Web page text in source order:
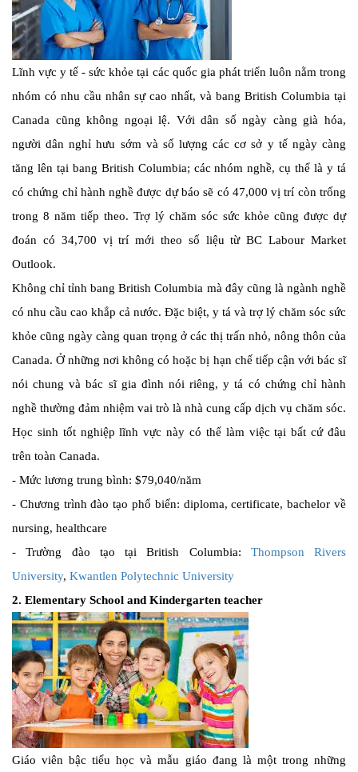
Lĩnh vực y tế - sức khỏe tại các quốc gia phát triển luôn nằm trong
nhóm có nhu cầu nhân sự cao nhất, và bang British Columbia tại
Canada cũng không ngoại lệ. Với dân số ngày càng già hóa,
người dân nghỉ hưu sớm và số lượng các cơ sở y tế ngày càng
tăng lên tại bang British Columbia; các nhóm nghề, cụ thể là y tá
có chứng chỉ hành nghề được dự báo sẽ có 47,000 vị trí còn trống
trong 8 năm tiếp theo. Trợ lý chăm sóc sức khỏe cũng được dự
đoán có 34,700 vị trí mới theo số liệu từ BC Labour Market
Outlook.
Không chỉ tỉnh bang British Columbia mà đây cũng là ngành nghề
có nhu cầu cao khắp cả nước. Đặc biệt, y tá và trợ lý chăm sóc sức
khỏe cũng ngày càng quan trọng ở các thị trấn nhỏ, nông thôn của
Canada. Ở những nơi không có hoặc bị hạn chế tiếp cận với bác sĩ
nói chung và bác sĩ gia đình nói riêng, y tá có chứng chỉ hành
nghề thường đảm nhiệm vai trò là nhà cung cấp dịch vụ chăm sóc.
Học sinh tốt nghiệp lĩnh vực này có thể làm việc tại bất cứ đâu
trên toàn Canada.
- Mức lương trung bình: $79,040/năm
- Chương trình đào tạo phổ biến: diploma, certificate, bachelor về
nursing, healthcare
-Trường đào tạo tại British Columbia: Thompson Rivers
University, Kwantlen Polytechnic University
2. Elementary School and Kindergarten teacher
Giáo viên bậc tiểu học và mẫu giáo đang là một trong những